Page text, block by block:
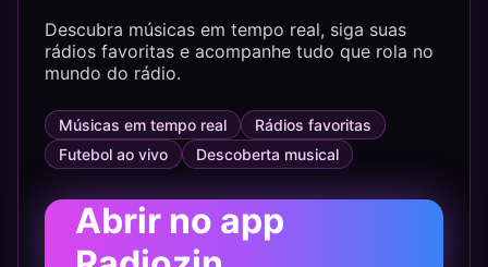
Descubra músicas em tempo real, siga suas
rádios favoritas e acompanhe tudo que rola no
mundo do rádio.
Músicas em tempo real
Rádios favoritas
Futebol ao vivo
Descoberta musical
Abrir no app